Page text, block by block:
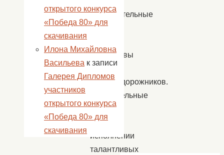
самодеятельные
артисты
коллективы
поселка
железнодорожников.
Зажигательные
хиты
в
исполнении
талантливых
открытого конкурса
«Победа 80» для
скачивания
Илона Михайловна
Васильева к записи
Галерея Дипломов
участников
открытого конкурса
«Победа 80» для
скачивания